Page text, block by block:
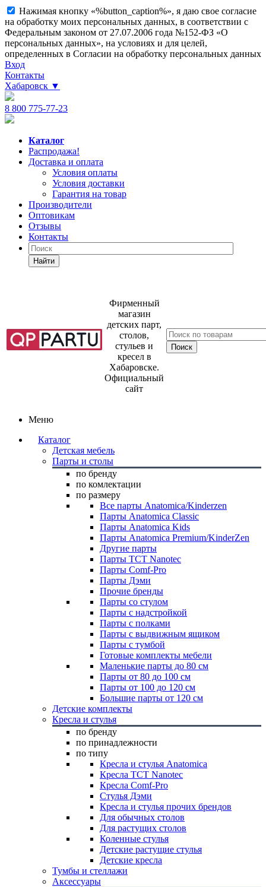
Нажимая кнопку «%button_caption%», я даю свое согласие
на обработку моих персональных данных, в соответствии с
Федеральным законом от 27.07.2006 года №152-ФЗ «О
персональных данных», на условиях и для целей,
определенных в Согласии на обработку персональных данных
Вход
Контакты
Хабаровск ▼
8 800 775-77-23
Каталог
Распродажа!
Доставка и оплата
Условия оплаты
Условия доставки
Гарантия на товар
Производители
Оптовикам
Отзывы
Контакты
Найти
Фирменный
магазин
детских парт,
столов,
стульев и
кресел в
Хабаровске.
Официальный
сайт
Меню
Каталог
Детская мебель
Парты и столы
по бренду
по комлектации
по размеру
Все парты Anatomica/Kinderzen
Парты Anatomica Classic
Парты Anatomica Kids
Парты Anatomica Premium/KinderZen
Другие парты
Парты TCT Nanotec
Парты Comf-Pro
Парты Дэми
Прочие бренды
Парты со стулом
Парты с надстройкой
Парты с полками
Парты с выдвижным ящиком
Парты с тумбой
Готовые комплекты мебели
Маленькие парты до 80 см
Парты от 80 до 100 см
Парты от 100 до 120 см
Большие парты от 120 см
Детские комплекты
Кресла и стулья
по бренду
по принадлежности
по типу
Кресла и стулья Anatomica
Кресла TCT Nanotec
Кресла Comf-Pro
Стулья Дэми
Кресла и стулья прочих брендов
Для обычных столов
Для растущих столов
Коленные стулья
Детские растущие стулья
Детские кресла
Тумбы и стеллажи
Аксессуары